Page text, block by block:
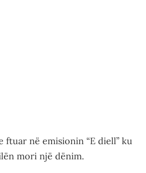
ftuar në emisionin “E diell” ku
mori një dënim.